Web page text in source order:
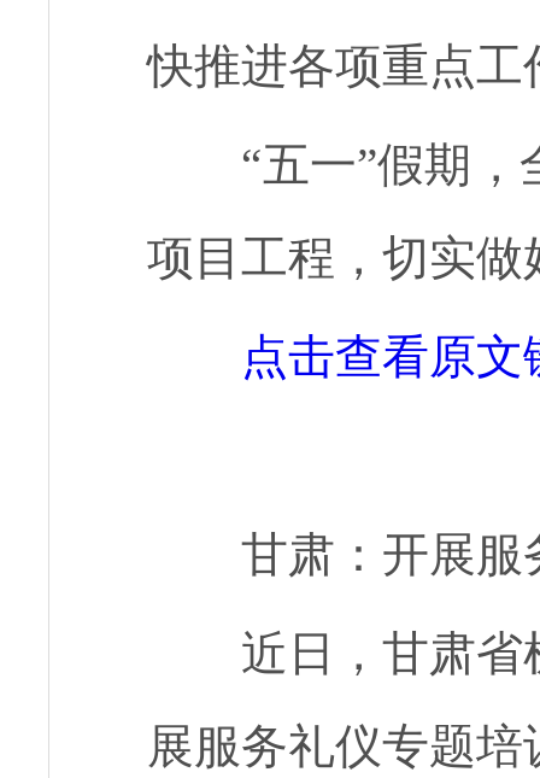
快推进各项重点工
“五一”假期
项目工程，切实
点击查看原文
甘肃：开展服
近日，甘肃省
展服务礼仪专题培